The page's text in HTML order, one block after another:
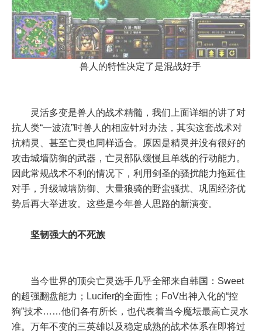
兽人的特性决定了是混战好手
灵活多变是兽人的战术精髓，我们上面详细的讲了对
抗人类“一波流”时兽人的相应针对办法，其实这套战术对
抗精灵、甚至亡灵也同样适合。原因是精灵并没有很好的
攻击城墙防御的武器，亡灵部队缓慢且单线的行动能力。
因此常规战术不利的情况下，利用剑圣的骚扰能力拖延住
对手，升级城墙防御、大量狼骑的野蛮骚扰、巩固经济优
势后再大举进攻。这些是今年兽人思路的新演变。
坚韧强大的不死族
当今世界的顶尖亡灵选手几乎全部来自韩国：Sweet
的超强翻盘能力；Lucifer的全面性；FoV出神入化的“控
狗”技术……他们各有所长，也代表着当今魔坛最高亡灵水
准。万年不变的三英雄以及稳定成熟的战术体系在即将过